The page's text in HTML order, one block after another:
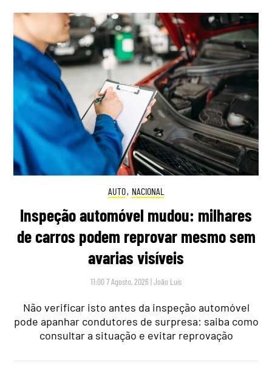
AUTO, NACIONAL
Inspeção automóvel mudou: milhares
de carros podem reprovar mesmo sem
avarias visíveis
11:00 7 Agosto, 2026 |João Luís
Não verificar isto antes da inspeção automóvel
pode apanhar condutores de surpresa: saiba como
consultar a situação e evitar reprovação